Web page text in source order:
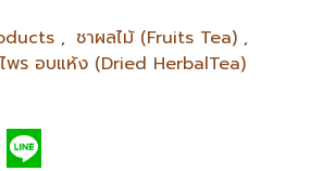
, ชาผลไม้ (Fruits Tea) ,
พร อบแห้ง (Dried HerbalTea)